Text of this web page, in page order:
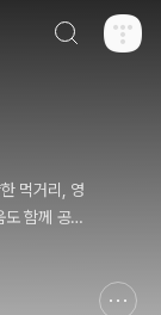
먹거리, 영
함께 공유